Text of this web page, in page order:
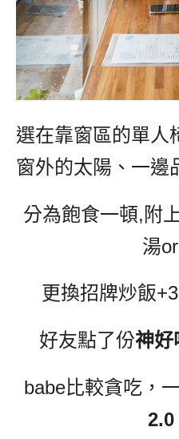
選在靠窗區的單人
窗外的太陽、一邊
分為飽食一頓,附
湯
更換招牌炒飯
好友點了份神好
babe比較貪吃，
2.0